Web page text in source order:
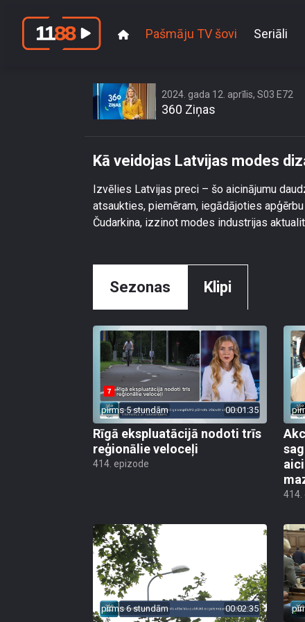
Pašmāju TV šovi Seriāli
2024. gada 12. aprīlis, S03 E72
360 Ziņas
Kā veidojas Latvijas modes
Izvēlies Latvijas preci – šo aicinājumu
atsaukties, piemēram, iegādājoties
Čudarkina, izzinot modes industrijas
Sezonas Klipi
pirms 5 stundām 00:01:35
Rīgā ekspluatācijā nodoti trīs
reģionālie veloceļi
414. epizode
414.
pirms 6 stundām 00:02:35